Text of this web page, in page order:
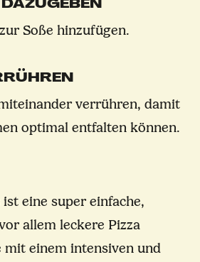
Soße hinzufügen.
verrühren, damit
optimal entfalten können.
eine super einfache,
allem leckere Pizza
mit einem intensiven und